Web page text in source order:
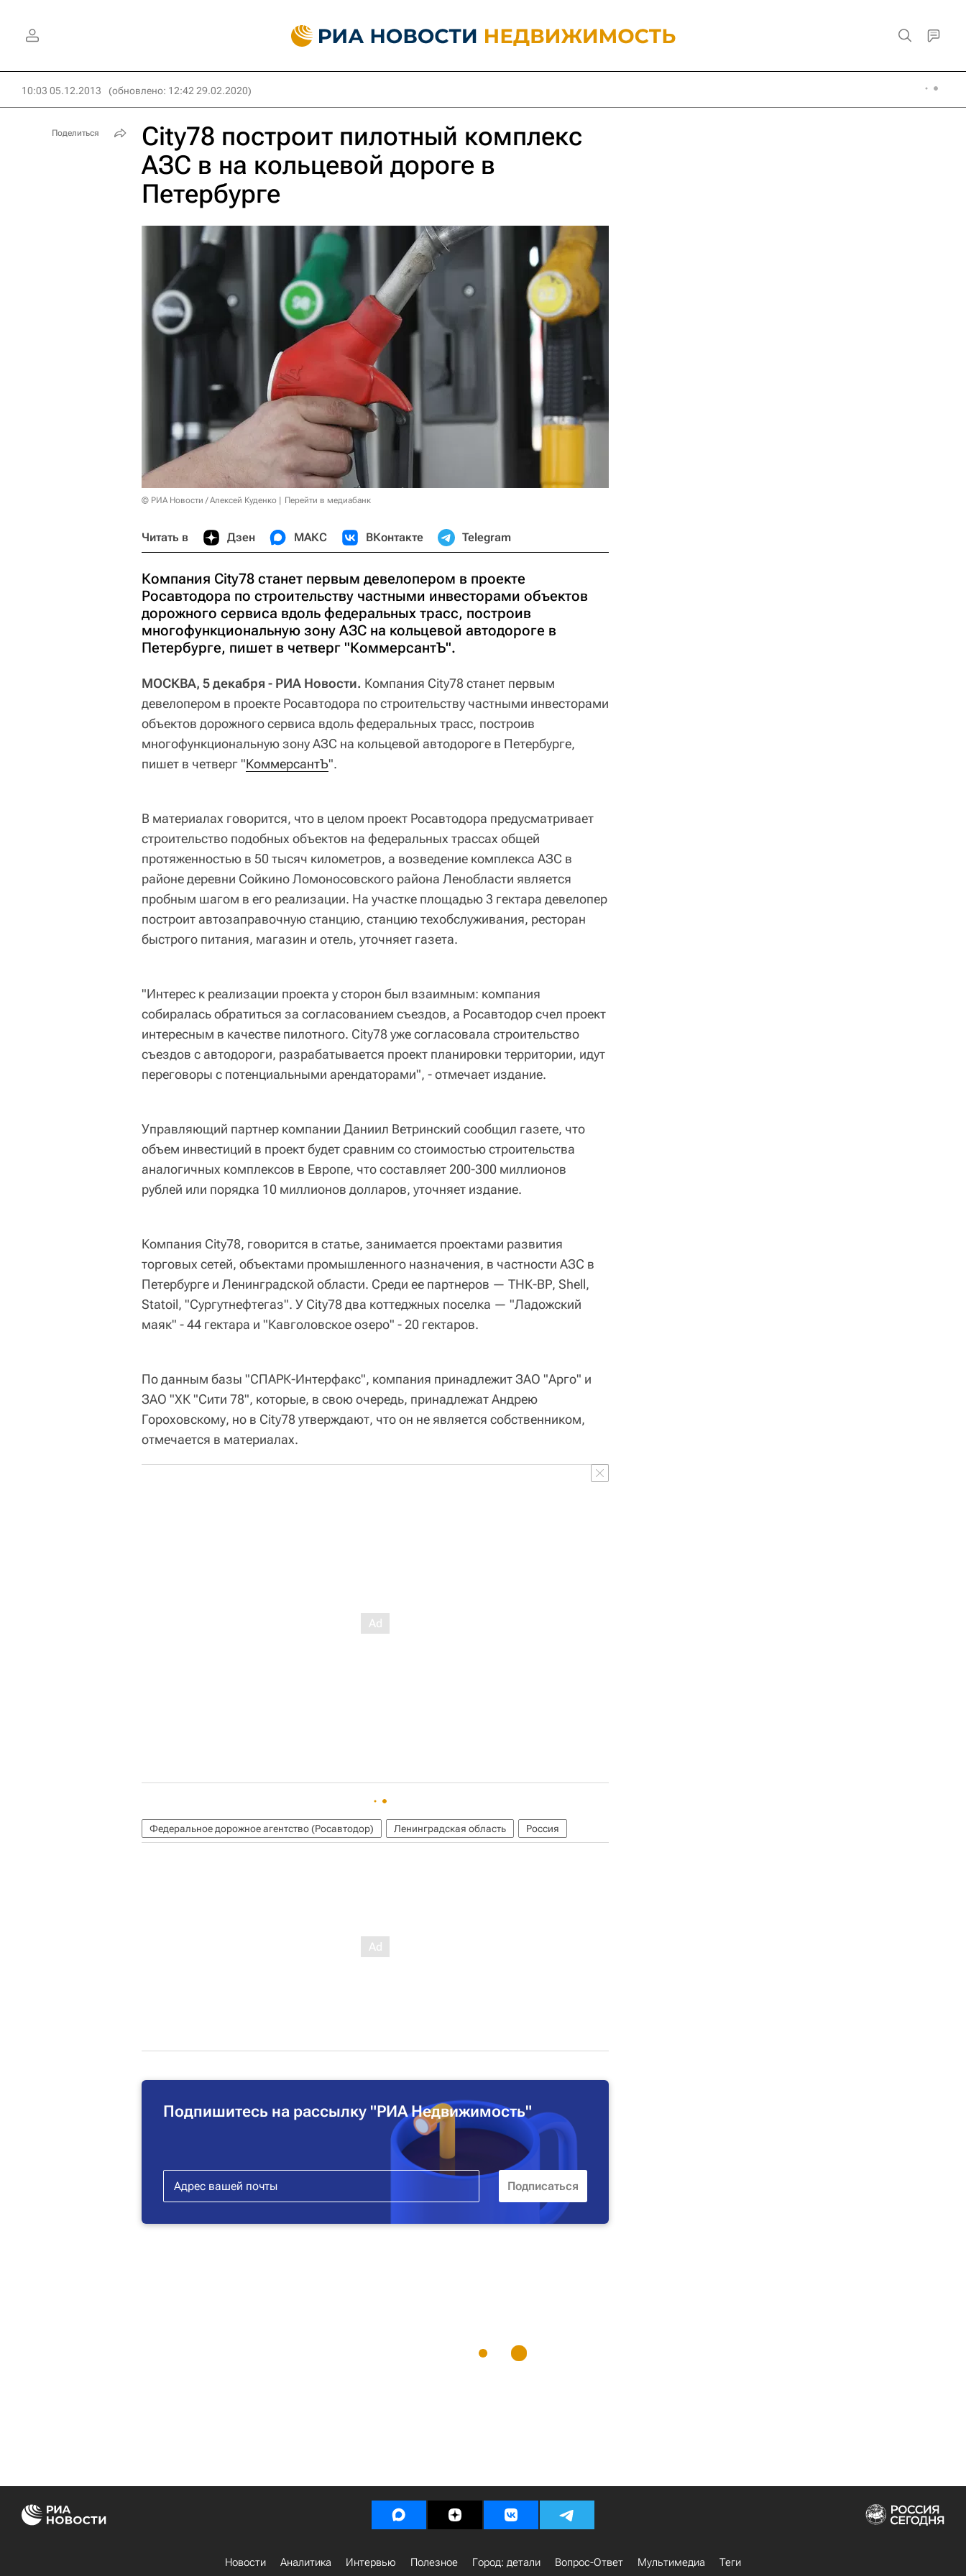
10:03 05.12.2013 (обновлено: 12:42 29.02.2020)
City78 построит пилотный комплекс
АЗС в на кольцевой дороге в
Петербурге
© РИА Новости / Алексей Куденко Перейти в медиабанк
Читать в Дзен МАКС ВКонтакте Telegram
Компания City78 станет первым девелопером в проекте
Росавтодора по строительству частными инвесторами объектов
дорожного сервиса вдоль федеральных трасс, построив
многофункциональную зону АЗС на кольцевой автодороге в
Петербурге, пишет в четверг "КоммерсантЪ".
МОСКВА, 5 декабря - РИА Новости. Компания City78 станет первым
девелопером в проекте Росавтодора по строительству частными инвесторами
объектов дорожного сервиса вдоль федеральных трасс, построив
многофункциональную зону АЗС на кольцевой автодороге в Петербурге,
пишет в четверг "КоммерсантЪ".
В материалах говорится, что в целом проект Росавтодора предусматривает
строительство подобных объектов на федеральных трассах общей
протяженностью в 50 тысяч километров, а возведение комплекса АЗС в
районе деревни Сойкино Ломоносовского района Ленобласти является
пробным шагом в его реализации. На участке площадью 3 гектара девелопер
построит автозаправочную станцию, станцию техобслуживания, ресторан
быстрого питания, магазин и отель, уточняет газета.
"Интерес к реализации проекта у сторон был взаимным: компания
собиралась обратиться за согласованием съездов, а Росавтодор счел проект
интересным в качестве пилотного. City78 уже согласовала строительство
съездов с автодороги, разрабатывается проект планировки территории, идут
переговоры с потенциальными арендаторами", - отмечает издание.
Управляющий партнер компании Даниил Ветринский сообщил газете, что
объем инвестиций в проект будет сравним со стоимостью строительства
аналогичных комплексов в Европе, что составляет 200-300 миллионов
рублей или порядка 10 миллионов долларов, уточняет издание.
Компания City78, говорится в статье, занимается проектами развития
торговых сетей, объектами промышленного назначения, в частности АЗС в
Петербурге и Ленинградской области. Среди ее партнеров — TНК-ВР, Shell,
Statoil, "Сургутнефтегаз". У City78 два коттеджных поселка — "Ладожский
маяк" - 44 гектара и "Кавголовское озеро" - 20 гектаров.
По данным базы "СПАРК-Интерфакс", компания принадлежит ЗАО "Арго" и
ЗАО "ХК "Сити 78", которые, в свою очередь, принадлежат Андрею
Гороховскому, но в City78 утверждают, что он не является собственником,
отмечается в материалах.
Федеральное дорожное агентство (Росавтодор) Ленинградская область Россия
Подпишитесь на рассылку "РИА Недвижимость"
Поделиться
Новости Аналитика Интервью Полезное Город: детали Вопрос-Ответ Мультимедиа Теги